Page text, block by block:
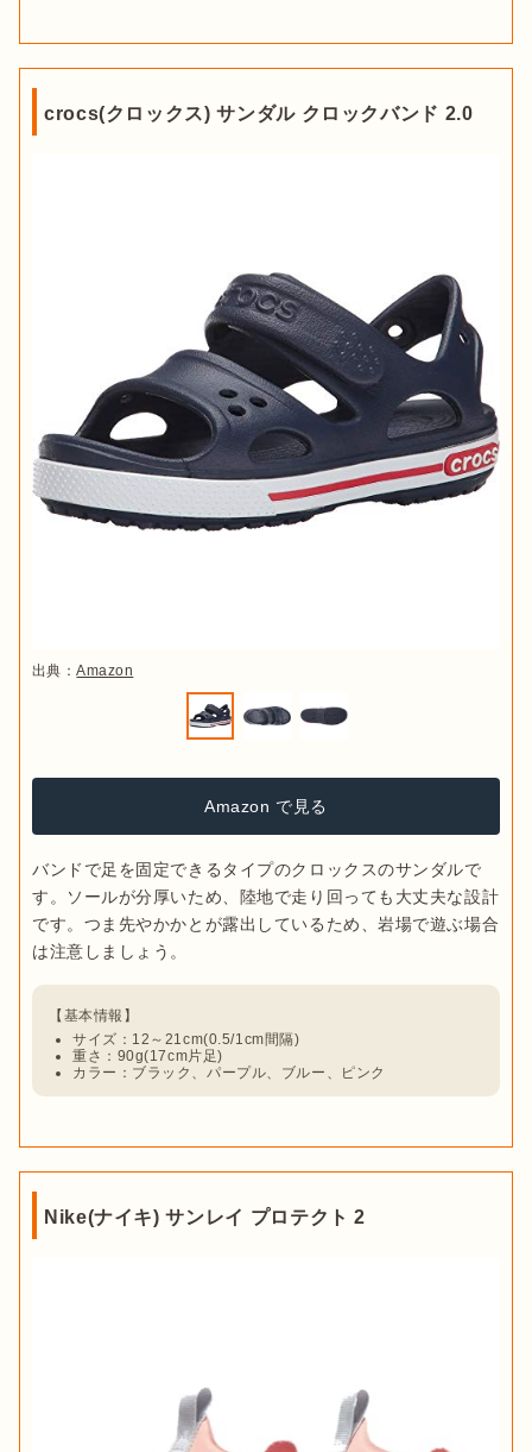
crocs(クロックス) サンダル クロックバンド 2.0
出典：Amazon
Amazon で見る
バンドで足を固定できるタイプのクロックスのサンダルで
す。ソールが分厚いため、陸地で走り回っても大丈夫な設計
です。つま先やかかとが露出しているため、岩場で遊ぶ場合
サイズ：12～21cm(0.5/1cm間隔)
重さ：90g(17cm片足)
カラー：ブラック、パープル、ブルー、ピンク
Nike(ナイキ) サンレイ プロテクト 2